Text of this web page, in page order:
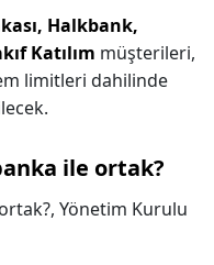
Halkbank,
Katılım müşterileri,
limitleri dahilinde
ile ortak?
Yönetim Kurulu